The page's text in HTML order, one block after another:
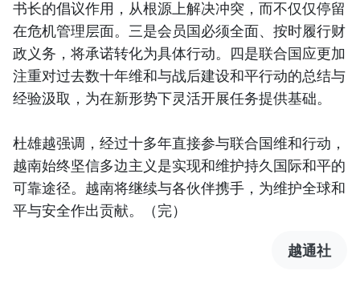
书长的倡议作用，从根源上解决冲突，而不仅仅停留
在危机管理层面。三是会员国必须全面、按时履行财
政义务，将承诺转化为具体行动。四是联合国应更加
注重对过去数十年维和与战后建设和平行动的总结与
经验汲取，为在新形势下灵活开展任务提供基础。
杜雄越强调，经过十多年直接参与联合国维和行动，
越南始终坚信多边主义是实现和维护持久国际和平的
可靠途径。越南将继续与各伙伴携手，为维护全球和
平与安全作出贡献。（完）
越通社